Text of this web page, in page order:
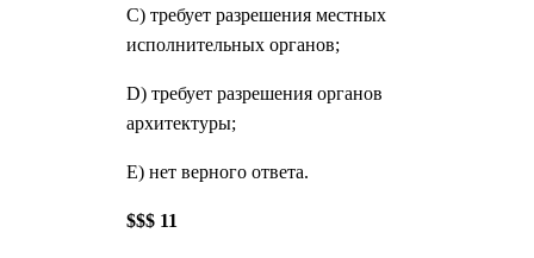
C) требует разрешения местных
исполнительных органов;
D) требует разрешения органов
архитектуры;
E) нет верного ответа.
$$$ 11